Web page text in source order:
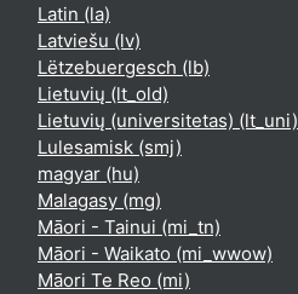
Latin ‎(la)‎
Latviešu ‎(lv)‎
Lëtzebuergesch ‎(lb)‎
Lietuvių ‎(lt_old)‎
Lietuvių (universitetas) ‎(lt_uni)‎
Lulesamisk ‎(smj)‎
magyar ‎(hu)‎
Malagasy ‎(mg)‎
Māori - Tainui ‎(mi_tn)‎
Māori - Waikato ‎(mi_wwow)‎
Māori Te Reo ‎(mi)‎